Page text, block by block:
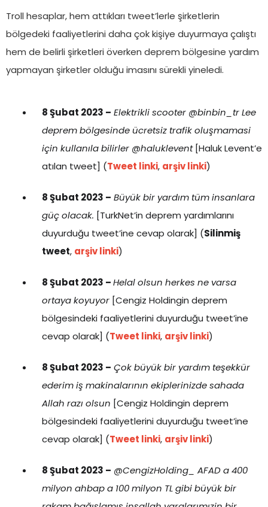
Troll hesaplar, hem attıkları tweet’lerle şirketlerin
bölgedeki faaliyetlerini daha çok kişiye duyurmaya çalıştı
hem de belirli şirketleri överken deprem bölgesine yardım
yapmayan şirketler olduğu imasını sürekli yineledi.
8 Şubat 2023 – Elektrikli scooter @binbin_tr Lee
deprem bölgesinde ücretsiz trafik oluşmamasi
için kullanıla bilirler @haluklevent[Haluk Levent’e
atılan tweet] (Tweet linki, arşiv linki)
8 Şubat 2023 – Büyük bir yardım tüm insanlara
güç olacak. [TurkNet’in deprem yardımlarını
duyurduğu tweet’ine cevap olarak] (Silinmiş
tweet, arşiv linki)
8 Şubat 2023 –Helal olsun herkes ne varsa
ortaya koyuyor [Cengiz Holdingin deprem
bölgesindeki faaliyetlerini duyurduğu tweet’ine
cevap olarak] (Tweet linki, arşiv linki)
8 Şubat 2023 – Çok büyük bir yardım teşekkür
ederim iş makinalarının ekiplerinizde sahada
Allah razı olsun [Cengiz Holdingin deprem
bölgesindeki faaliyetlerini duyurduğu tweet’ine
cevap olarak] (Tweet linki, arşiv linki)
8 Şubat 2023 – @CengizHolding_ AFAD a 400
milyon ahbap a 100 milyon TL gibi büyük bir